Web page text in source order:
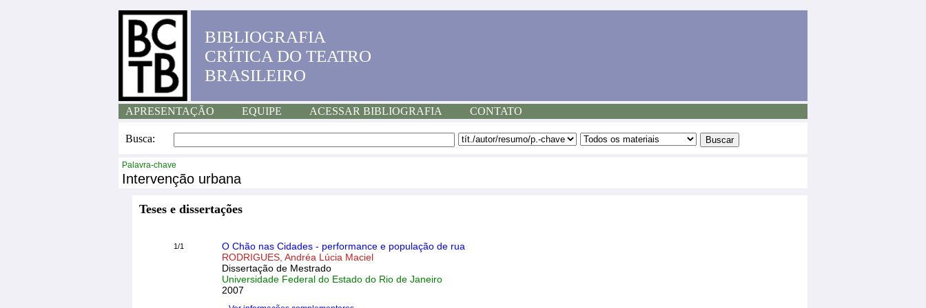
BIBLIOGRAFIA
CRÍTICA DO TEATRO
BRASILEIRO
APRESENTAÇÃO EQUIPE ACESSAR BIBLIOGRAFIA CONTATO
Busca:
Palavra-chave
Intervenção urbana
Teses e dissertações
1/1
O Chão nas Cidades - performance e população de rua
RODRIGUES, Andréa Lúcia Maciel
Dissertação de Mestrado
Universidade Federal do Estado do Rio de Janeiro
2007